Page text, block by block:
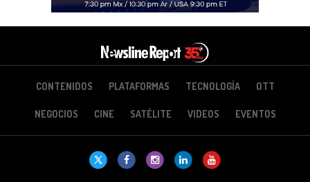
CONTENIDOS PLATAFORMAS TECNOLOGÍA OTT
NEGOCIOS CINE SATÉLITE VIDEOS EVENTOS